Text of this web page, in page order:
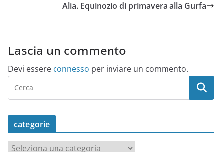
Alia. Equinozio di primavera alla Gurfa
Lascia un commento
Devi essere connesso per inviare un commento.
categorie